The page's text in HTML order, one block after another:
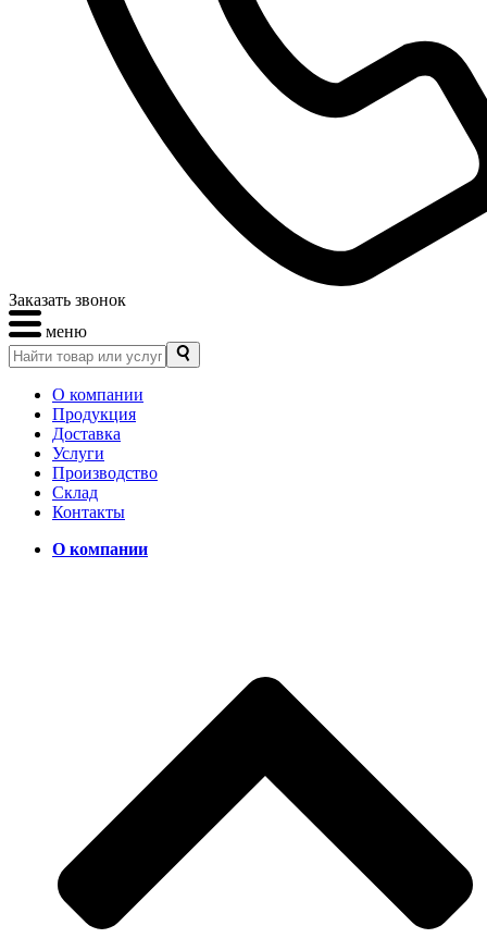
Заказать звонок
меню
О компании
Продукция
Доставка
Услуги
Производство
Склад
Контакты
О компании